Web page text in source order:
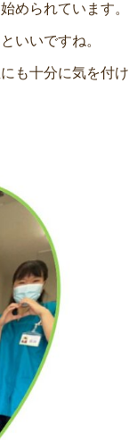
められています。
いいですね。
も十分に気を付